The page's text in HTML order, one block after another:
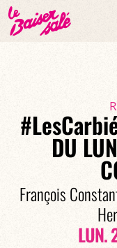
DU
François
LUN.